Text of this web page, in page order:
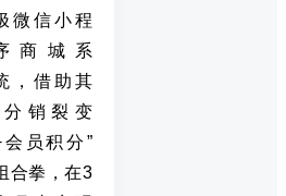
微信小程
商城系
，借助其
分销裂变
会员积分”
合拳，在3